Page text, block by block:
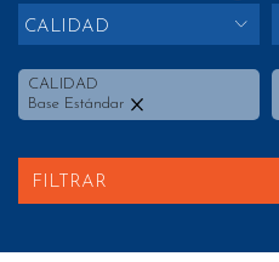
CALIDAD
CALIDAD
Base Estándar
FILTRAR